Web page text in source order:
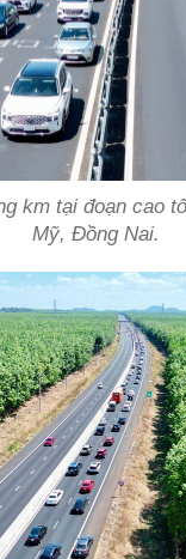
km tại đoạn cao
Mỹ, Đồng Nai.